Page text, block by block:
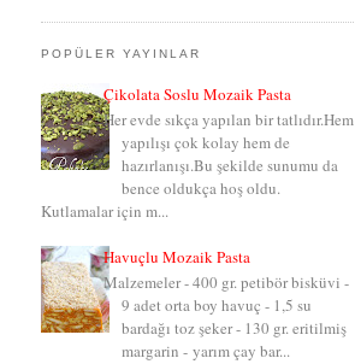
POPÜLER YAYINLAR
Çikolata Soslu Mozaik Pasta
Her evde sıkça yapılan bir tatlıdır.Hem
yapılışı çok kolay hem de
hazırlanışı.Bu şekilde sunumu da
bence oldukça hoş oldu.
Kutlamalar için m...
Havuçlu Mozaik Pasta
Malzemeler - 400 gr. petibör bisküvi -
9 adet orta boy havuç - 1,5 su
bardağı toz şeker - 130 gr. eritilmiş
margarin - yarım çay bar...